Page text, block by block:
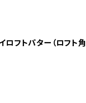
ロフトパター（ロフト角